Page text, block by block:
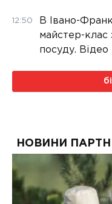
12:50
В Івано-
майстер-клас
посуду. Відео